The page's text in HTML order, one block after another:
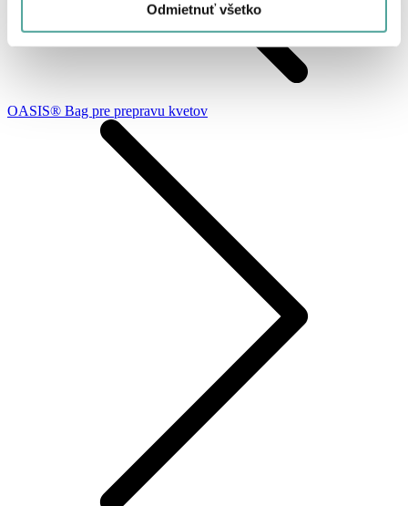
Odmietnuť všetko
OASIS® Bag pre prepravu kvetov